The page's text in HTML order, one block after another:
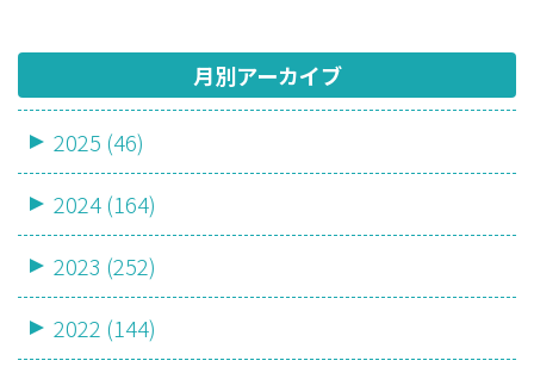
月別アーカイブ
2025 (46)
2024 (164)
2023 (252)
2022 (144)